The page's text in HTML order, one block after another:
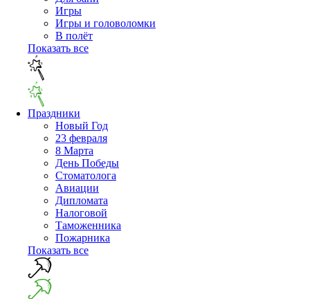
Игры
Игры и головоломки
В полёт
Показать все
Праздники
Новый Год
23 февраля
8 Марта
День Победы
Cтоматолога
Авиации
Дипломата
Налоговой
Таможенника
Пожарника
Показать все